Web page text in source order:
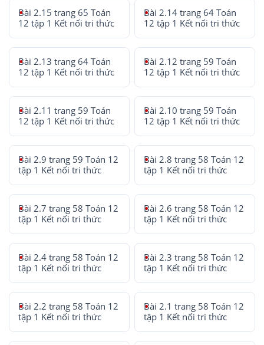
Bài 2.15 trang 65 Toán
12 tập 1 Kết nối tri thức
Bài 2.14 trang 64 Toán
12 tập 1 Kết nối tri thức
Bài 2.13 trang 64 Toán
12 tập 1 Kết nối tri thức
Bài 2.12 trang 59 Toán
12 tập 1 Kết nối tri thức
Bài 2.11 trang 59 Toán
12 tập 1 Kết nối tri thức
Bài 2.10 trang 59 Toán
12 tập 1 Kết nối tri thức
Bài 2.9 trang 59 Toán 12
tập 1 Kết nối tri thức
Bài 2.8 trang 58 Toán 12
tập 1 Kết nối tri thức
Bài 2.7 trang 58 Toán 12
tập 1 Kết nối tri thức
Bài 2.6 trang 58 Toán 12
tập 1 Kết nối tri thức
Bài 2.4 trang 58 Toán 12
tập 1 Kết nối tri thức
Bài 2.3 trang 58 Toán 12
tập 1 Kết nối tri thức
Bài 2.2 trang 58 Toán 12
tập 1 Kết nối tri thức
Bài 2.1 trang 58 Toán 12
tập 1 Kết nối tri thức